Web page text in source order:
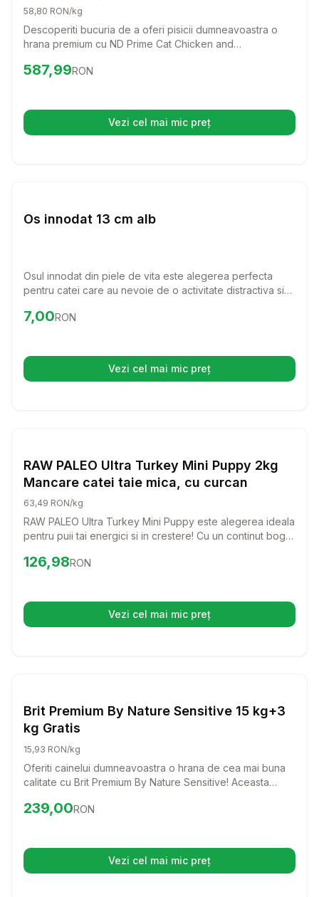
58,80 RON/kg
Descoperiti bucuria de a oferi pisicii dumneavoastra o
hrana premium cu ND Prime Cat Chicken and
in carne proaspata de pui si ingrediente nutritive, va
Preț: 587.99 RON
587,99RON
Vezi cel mai mic preț(se deschide într-o filă nouă)
Os innodat 13 cm alb
Osul innodat din piele de vita este alegerea perfecta
pentru catei care au nevoie de o activitate distractiva si
si curata dantura cainelui tau, oferindu-i in acelasi timp o
Preț:7.00
7,00RON
Vezi cel mai mic preț(se deschide într-o filă nouă)
RAW PALEO Ultra Turkey Mini Puppy 2kg
Mancare catei taie mica, cu curcan
63,49 RON/kg
RAW PALEO Ultra Turkey Mini Puppy este alegerea ideala
pentru puii tai energici si in crestere! Cu un continut bogat
necesari pentru o dezvoltare sanatoasa si un sistem
Preț: 126.98
126,98RON
Vezi cel mai mic preț(se deschide într-o filă nouă)
Caini
Brit Premium By Nature Sensitive 15 kg+3
kg Gratis
15,93 RON/kg
Oferiti cainelui dumneavoastra o hrana de cea mai buna
calitate cu Brit Premium By Nature Sensitive! Aceasta
special creata pentru a sustine cainii cu sensibilitati
Preț: 239.00 RON
239,00RON
Vezi cel mai mic preț(se deschide într-o filă nouă)